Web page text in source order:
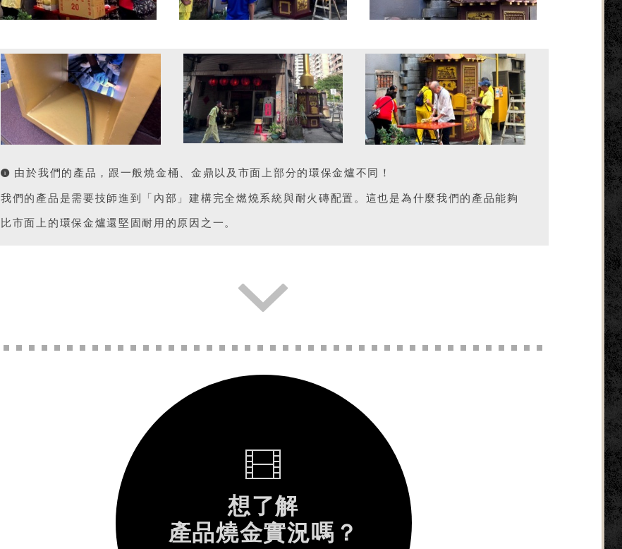
由於我們的產品，跟一般燒金桶、金鼎以及市面上部分的環保金爐不同！
我們的產品是需要技師進到「內部」建構完全燃燒系統與耐火磚配置。這也是為什麼我們的產品能夠
比市面上的環保金爐還堅固耐用的原因之一。
想了解
產品燒金實況嗎？